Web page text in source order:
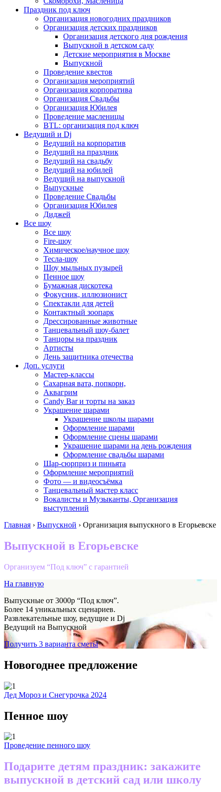
Праздник под ключ
Организация новогодних праздников
Организация детских праздников
Организация детского дня рождения
Выпускной в детском саду
Детские мероприятия в Москве
Выпускной
Проведение квестов
Организация мероприятий
Организация корпоратива
Организация Свадьбы
Организация Юбилея
Проведение масленицы
BTL: организация под ключ
Ведущий и Dj
Ведущий на корпоратив
Ведущий на праздник
Ведущий на свадьбу
Ведущий на юбилей
Ведущий на выпускной
Выпускные
Проведение Свадьбы
Организация Юбилея
Диджей
Все шоу
Все шоу
Fire-шоу
Химическое/научное шоу
Тесла-шоу
Шоу мыльных пузырей
Пенное шоу
Бумажная дискотека
Фокусник, иллюзионист
Спектакли для детей
Контактный зоопарк
Дрессированные животные
Танцевальный шоу-балет
Танцоры на праздник
Артисты
День защитника отечества
Доп. услуги
Мастер-классы
Сахарная вата, попкорн,
Аквагрим
Candy Bar и торты на заказ
Украшение шарами
Украшение школы шарами
Оформление шарами
Оформление сцены шарами
Украшение шарами на день рождения
Оформление свадьбы шарами
Шар-сюрприз и пиньята
Оформление мероприятий
Фото — и видеосъёмка
Танцевальный мастер класс
Вокалисты и Музыканты, Организация
выступлений
Главная › Выпускной › Организация выпускного в Егорьевске
Выпускной в Егорьевске
Организуем “Под ключ” с гарантией
На главную
Выпускные от 3000р “Под ключ”.
Более 14 уникальных сценариев.
Развлекательные шоу, ведущие и Dj
Ведущий на Выпускной
Получить 3 варианта сметы
Новогоднее предложение
Дед Мороз и Снегурочка 2024
Пенное шоу
Проведение пенного шоу
Подарите детям праздник: закажите
выпускной в детский сад или школу